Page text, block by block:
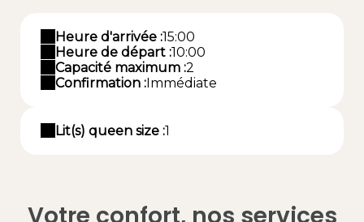
Heure d'arrivée :15:00
Heure de départ :10:00
Capacité maximum :2
Confirmation :Immédiate
Lit(s) queen size :1
Votre confort, nos services